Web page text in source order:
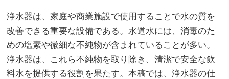
浄水器は、家庭や商業施設で使用することで水の質を
改善できる重要な設備である。水道水には、消毒のた
めの塩素や微細な不純物が含まれていることが多い。
浄水器は、これら不純物を取り除き、清潔で安全な飲
料水を提供する役割を果たす。本稿では、浄水器の仕